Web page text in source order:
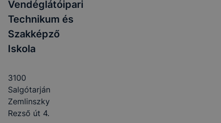
Vendéglátóipari
Technikum és
Szakképző
Iskola
3100
Salgótarján
Zemlinszky
Rezső út 4.